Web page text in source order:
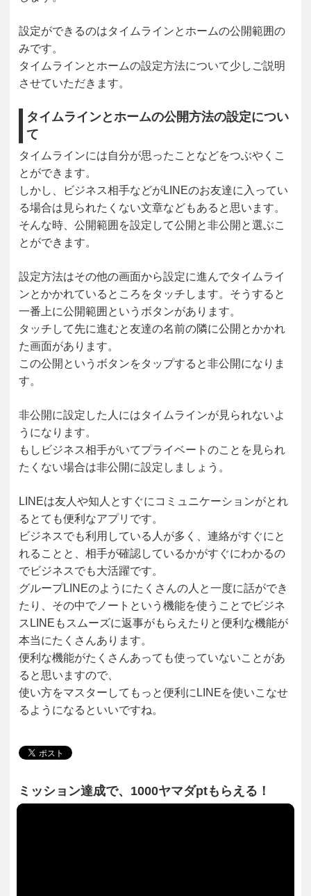
設定ができるのはタイムラインとホームの公開範囲の
みです。
タイムラインとホームの設定方法について少しご説明
させていただきます。
タイムラインとホームの公開方法の設定につい
て
タイムラインには自分が思ったことなどをつぶやくこ
とができます。
しかし、ビジネス相手などがLINEのお友達に入ってい
る場合は見られたくない文章などもあると思います。
そんな時、公開範囲を設定して公開と非公開と選ぶこ
とができます。
設定方法はその他の画面から設定に進んでタイムライ
ンとかかれているところをタッチします。そうすると
一番上に公開範囲というボタンがあります。
タッチして先に進むと友達の名前の隣に公開とかかれ
た画面があります。
この公開というボタンをタップすると非公開になりま
す。
非公開に設定した人にはタイムラインが見られないよ
うになります。
もしビジネス相手がいてプライベートのことを見られ
たくない場合は非公開に設定しましょう。
LINEは友人や知人とすぐにコミュニケーションがとれ
るとても便利なアプリです。
ビジネスでも利用している人が多く、連絡がすぐにと
れることと、相手が確認しているかがすぐにわかるの
でビジネスでも大活躍です。
グループLINEのようにたくさんの人と一度に話ができ
たり、その中でノートという機能を使うことでビジネ
スLINEもスムーズに返事がもらえたりと便利な機能が
本当にたくさんあります。
便利な機能がたくさんあっても使っていないことがあ
ると思いますので、
使い方をマスターしてもっと便利にLINEを使いこなせ
るようになるといいですね。
ミッション達成で、1000ヤマダptもらえる！